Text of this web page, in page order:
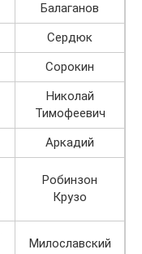
Балаганов
Сердюк
Сорокин
Николай
Тимофеевич
Аркадий
Робинзон
Крузо
Милославский